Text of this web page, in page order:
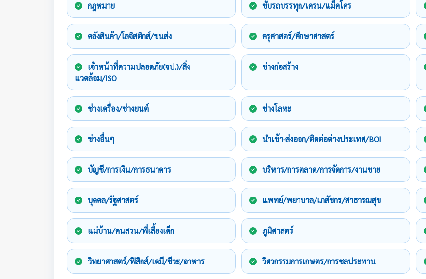
กฎหมาย ขับรถบรรทุก/เครน/แม็คโคร
คลังสินค้า/โลจิสติกส์/ขนส่ง ครุศาสตร์/ศึกษาศาสตร์
เจ้าหน้าที่ความปลอดภัย(จป.)/สิ่ง
แวดล้อม/ISO
ช่างก่อสร้าง
ช่างเครื่อง/ช่างยนต์ ช่างโลหะ
ช่างอื่นๆ นำเข้า-ส่งออก/ติดต่อต่างประเทศ/BOI
บัญชี/การเงิน/การธนาคาร บริหาร/การตลาด/การจัดการ/งานขาย
บุคคล/รัฐศาสตร์ แพทย์/พยาบาล/เภสัชกร/สาธารณสุข
แม่บ้าน/คนสวน/พี่เลี้ยงเด็ก ภูมิศาสตร์
วิทยาศาสตร์/ฟิสิกส์/เคมี/ชีวะ/อาหาร วิศวกรรมการเกษตร/การชลประทาน